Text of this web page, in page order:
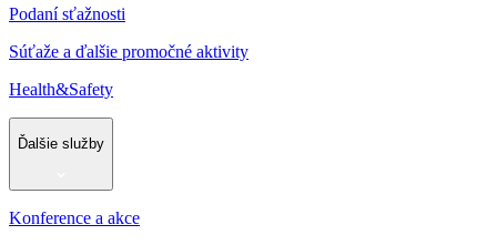
Podaní sťažnosti
Súťaže a ďalšie promočné aktivity
Health&Safety
Ďalšie služby
Konference a akce